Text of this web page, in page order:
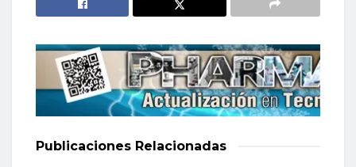
Publicaciones Relacionadas